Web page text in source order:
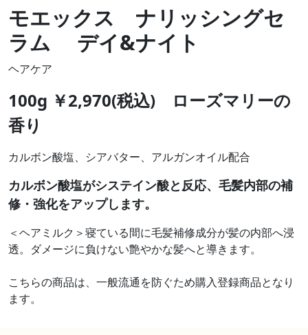
モエックス ナリッシングセ
ラム デイ&ナイト
ヘアケア
100g ￥2,970(税込) ローズマリーの
香り
カルボン酸塩、シアバター、アルガンオイル配合
カルボン酸塩がシステイン酸と反応、毛髪内部の補
修・強化をアップします。
＜ヘアミルク＞寝ている間に毛髪補修成分が髪の内部へ浸
透。ダメージに負けない艶やかな髪へと導きます。
こちらの商品は、一般流通を防ぐため購入登録商品となり
ます。